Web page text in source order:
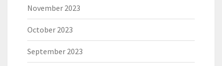
November 2023
October 2023
September 2023